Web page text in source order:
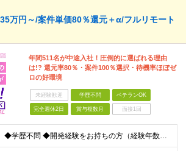
万円～/案件単価80％還元＋α/フルリモート
年間511名が中途入社！圧倒的に選ばれる理由
は!? 還元率80％・案件100％選択・待機率ほぼゼ
ロの好環境
未経験歓迎 学歴不問 ベテランOK
完全週休2日 賞与複数月 面接1回
◆学歴不問 ◆開発経験をお持ちの方（経験年数不問） ＜こんな方は大歓迎！＞ ◎今の収入をもっと増やしたい ◎もっと上流の案件で活躍したい ◎将来のキャリアにつながる案件に携わりたい ◎自分のやりたい